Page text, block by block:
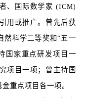
、国际数学家 (ICM)
用或推广。曾先后获
然科学二等奖和“五一
国家重点研发项目一
项目一项；曾主持国
重点项目各一项。